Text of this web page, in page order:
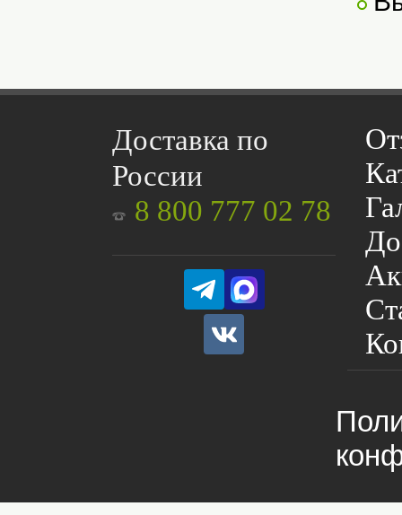
Доставка по
России
8 800 777 02 78